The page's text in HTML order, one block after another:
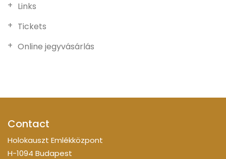
Links
Tickets
Online jegyvásárlás
Contact
Holokauszt Emlékközpont
H-1094 Budapest